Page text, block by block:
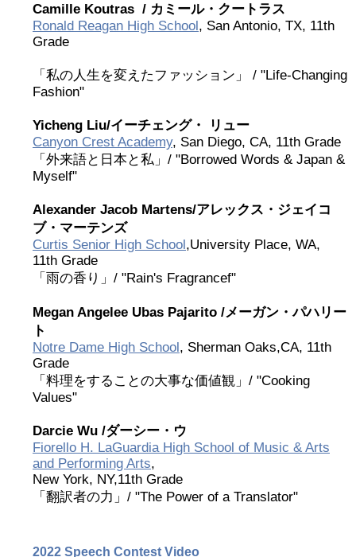
2014 Results
2013 Results
奨学金
2023 Resipiant
2019 Recipients
2018 Recipients
2017 Recipients
2016 Recipients
2015 Recipients
2014 受賞者
2013 受賞者
Camille Koutras / カミール・クートラス
Ronald Reagan High School, San Antonio, TX, 11th
Grade
「私の人生を変えたファッション」 / "Life-Changing
Fashion"
Yicheng Liu/イーチェング・
リュー
Canyon Crest Academy, San Diego, CA, 11th Grade
「外来語と日本と私」/ "Borrowed Words & Japan &
Myself"
Alexander Jacob Martens/アレックス・ジェイコ
ブ・マーテンズ
Curtis Senior High School,University Place, WA,
11th Grade
「雨の香り」/ "Rain's Fragrancef"
Megan Angelee Ubas Pajarito /メーガン・パハリー
ト
Notre Dame High School, Sherman Oaks,CA, 11th
Grade
「料理をすることの大事な価値観」/ "Cooking
Values"
Darcie Wu /ダーシー・ウ
Fiorello H. LaGuardia High School of Music & Arts
and Performing Arts,
New York, NY,11th Grade
「翻訳者の力」/ "The Power of a Translator"
2022 Speech Contest Video